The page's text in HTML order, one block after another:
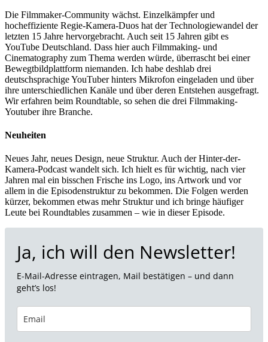
Die Filmmaker-Community wächst. Einzelkämpfer und
hocheffiziente Regie-Kamera-Duos hat der Technologiewandel der
letzten 15 Jahre hervorgebracht. Auch seit 15 Jahren gibt es
YouTube Deutschland. Dass hier auch Filmmaking- und
Cinematography zum Thema werden würde, überrascht bei einer
Bewegtbildplattform niemanden. Ich habe deshlab drei
deutschsprachige YouTuber hinters Mikrofon eingeladen und über
ihre unterschiedlichen Kanäle und über deren Entstehen ausgefragt.
Wir erfahren beim Roundtable, so sehen die drei Filmmaking-
Youtuber ihre Branche.
Neuheiten
Neues Jahr, neues Design, neue Struktur. Auch der Hinter-der-
Kamera-Podcast wandelt sich. Ich hielt es für wichtig, nach vier
Jahren mal ein bisschen Frische ins Logo, ins Artwork und vor
allem in die Episodenstruktur zu bekommen. Die Folgen werden
kürzer, bekommen etwas mehr Struktur und ich bringe häufiger
Leute bei Roundtables zusammen – wie in dieser Episode.
Ja, ich will den Newsletter!
E-Mail-Adresse eintragen, Mail bestätigen – und dann
geht’s los!